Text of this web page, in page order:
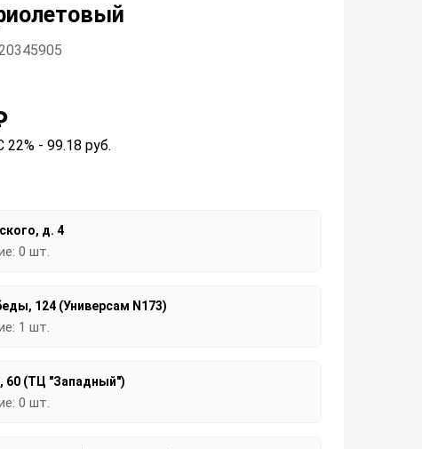
22% - 99.18 руб.
д. 4
0 шт.
124 (Универсам N173)
1 шт.
60 (ТЦ "Западный")
0 шт.